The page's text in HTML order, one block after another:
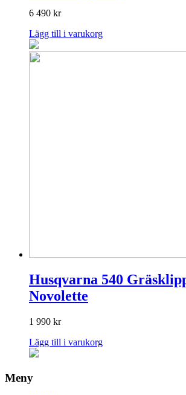
6 490 kr
Lägg till i varukorg
Husqvarna 540
Novolette
1 990 kr
Lägg till i varukorg
Meny